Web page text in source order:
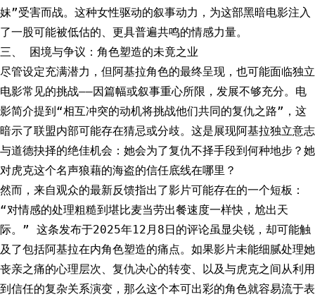
妹”受害而战。这种女性驱动的叙事动力，为这部黑暗电影注入
了一股可能被低估的、更具普遍共鸣的情感力量。
三、 困境与争议：角色塑造的未竟之业
尽管设定充满潜力，但阿基拉角色的最终呈现，也可能面临独立
电影常见的挑战——因篇幅或叙事重心所限，发展不够充分。电
影简介提到“相互冲突的动机将挑战他们共同的复仇之路”，这
暗示了联盟内部可能存在猜忌或分歧。这是展现阿基拉独立意志
与道德抉择的绝佳机会：她会为了复仇不择手段到何种地步？她
对虎克这个名声狼藉的海盗的信任底线在哪里？
然而，来自观众的最新反馈指出了影片可能存在的一个短板：
“对情感的处理粗糙到堪比麦当劳出餐速度一样快，尬出天
际。” 这条发布于2025年12月8日的评论虽显尖锐，却可能触
及了包括阿基拉在内角色塑造的痛点。如果影片未能细腻处理她
丧亲之痛的心理层次、复仇决心的转变、以及与虎克之间从利用
到信任的复杂关系演变，那么这个本可出彩的角色就容易流于表